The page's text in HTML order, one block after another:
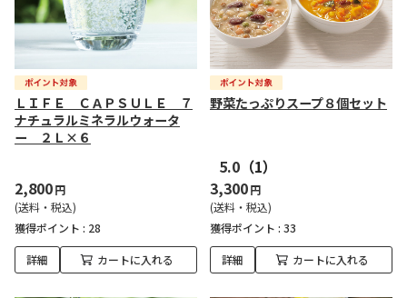
ＬＩＦＥ ＣＡＰＳＵＬＥ ７
ナチュラルミネラルウォータ
ー ２Ｌ×６
2,800円
(送料・税込)
獲得ポイント : 28
詳細 カートに入れる
野菜たっぷりスープ８個セット
5.0 （1）
3,300円
(送料・税込)
獲得ポイント : 33
詳細 カートに入れる